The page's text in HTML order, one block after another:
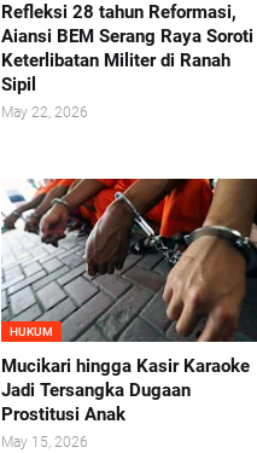
Refleksi 28 tahun Reformasi,
Aiansi BEM Serang Raya Soroti
Keterlibatan Militer di Ranah
Sipil
May 22, 2026
HUKUM
Mucikari hingga Kasir Karaoke
Jadi Tersangka Dugaan
Prostitusi Anak
May 15, 2026